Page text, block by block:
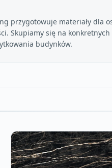
przygotowuje materiały dla
Skupiamy się na
budynków.